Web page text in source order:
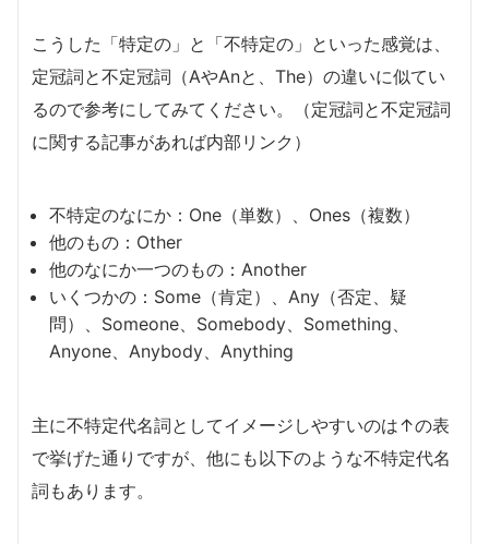
こうした「特定の」と「不特定の」といった感覚は、
定冠詞と不定冠詞（AやAnと、The）の違いに似てい
るので参考にしてみてください。（定冠詞と不定冠詞
に関する記事があれば内部リンク）
不特定のなにか：One（単数）、Ones（複数）
他のもの：Other
他のなにか一つのもの：Another
いくつかの：Some（肯定）、Any（否定、疑
問）、Someone、Somebody、Something、
Anyone、Anybody、Anything
主に不特定代名詞としてイメージしやすいのは↑の表
で挙げた通りですが、他にも以下のような不特定代名
詞もあります。